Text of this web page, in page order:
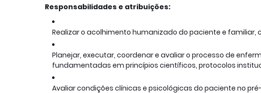
Responsabilidades e atribuições:
Realizar o acolhimento humanizado do paciente e
Planejar, executar, coordenar e avaliar o processo de
fundamentadas em princípios científicos, protocolos
Avaliar condições clínicas e psicológicas do paciente no